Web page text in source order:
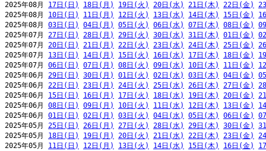
2025年08月 17日(日) 18日(月) 19日(火) 20日(水) 21日(木) 22日(金)
2025年08月 10日(日) 11日(月) 12日(火) 13日(水) 14日(木) 15日(金)
2025年08月 03日(日) 04日(月) 05日(火) 06日(水) 07日(木) 08日(金)
2025年07月 27日(日) 28日(月) 29日(火) 30日(水) 31日(木) 01日(金)
2025年07月 20日(日) 21日(月) 22日(火) 23日(水) 24日(木) 25日(金)
2025年07月 13日(日) 14日(月) 15日(火) 16日(水) 17日(木) 18日(金)
2025年07月 06日(日) 07日(月) 08日(火) 09日(水) 10日(木) 11日(金)
2025年06月 29日(日) 30日(月) 01日(火) 02日(水) 03日(木) 04日(金)
2025年06月 22日(日) 23日(月) 24日(火) 25日(水) 26日(木) 27日(金)
2025年06月 15日(日) 16日(月) 17日(火) 18日(水) 19日(木) 20日(金)
2025年06月 08日(日) 09日(月) 10日(火) 11日(水) 12日(木) 13日(金)
2025年06月 01日(日) 02日(月) 03日(火) 04日(水) 05日(木) 06日(金)
2025年05月 25日(日) 26日(月) 27日(火) 28日(水) 29日(木) 30日(金)
2025年05月 18日(日) 19日(月) 20日(火) 21日(水) 22日(木) 23日(金)
2025年05月 11日(日) 12日(月) 13日(火) 14日(水) 15日(木) 16日(金)